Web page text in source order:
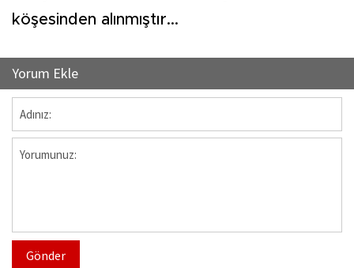
köşesinden alınmıştır...
Yorum Ekle
Gönder